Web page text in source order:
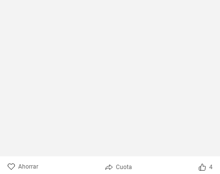
Ahorrar Cuota 4